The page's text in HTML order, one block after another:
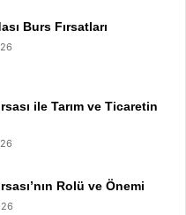
Burs Fırsatları
ile Tarım ve Ticaretin
Rolü ve Önemi